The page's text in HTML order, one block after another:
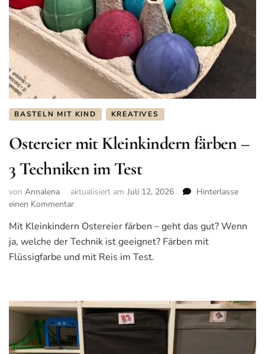
BASTELN MIT KIND KREATIVES
Ostereier mit Kleinkindern färben –
3 Techniken im Test
von Annalena aktualisiert am Juli 12, 2026
Hinterlasse
einen Kommentar
mit
Kleinkindern
färben
im
Test
Mit Kleinkindern Ostereier färben – geht das gut? Wenn
ja, welche der Technik ist geeignet? Färben mit
Flüssigfarbe und mit Reis im Test.